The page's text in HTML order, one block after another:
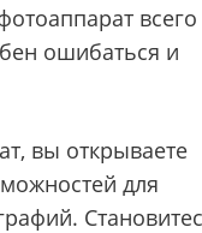
всего
ошибаться и
вы открываете
для